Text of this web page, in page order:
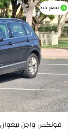
سعر جيد
فولكس واجن تيغوان 2.0L I4